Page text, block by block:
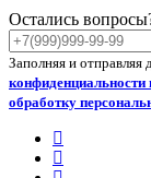
Остались
Заполняя и
обработку